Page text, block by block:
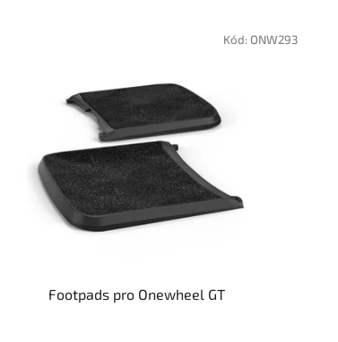
Footpads pro Onewheel GT
Kód: ONW293